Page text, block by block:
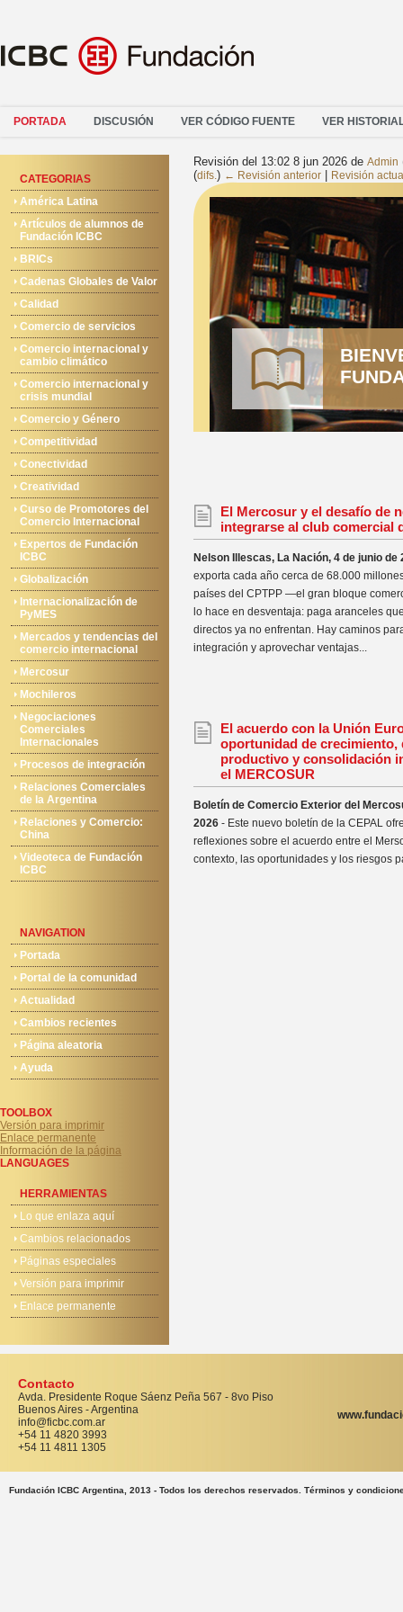
PORTADA DISCUSIÓN VER CÓDIGO FUENTE VER
CATEGORIAS
América Latina
Artículos de alumnos de
Fundación ICBC
BRICs
Cadenas Globales de Valor
Calidad
Comercio de servicios
Comercio internacional y
cambio climático
Comercio internacional y
crisis mundial
Comercio y Género
Competitividad
Conectividad
Creatividad
Curso de Promotores del
Comercio Internacional
Expertos de Fundación
ICBC
Globalización
Internacionalización de
PyMES
Mercados y tendencias del
comercio internacional
Mercosur
Mochileros
Negociaciones
Comerciales
Internacionales
Procesos de integración
Relaciones Comerciales
de la Argentina
Relaciones y Comercio:
China
Videoteca de Fundación
ICBC
NAVIGATION
Portada
Portal de la comunidad
Actualidad
Cambios recientes
Página aleatoria
Ayuda
TOOLBOX
Versión para imprimir
Enlace permanente
Información de la página
LANGUAGES
HERRAMIENTAS
Lo que enlaza aquí
Cambios relacionados
Páginas especiales
Versión para imprimir
Enlace permanente
Revisión del 13:02 8 jun 2026 de Admin
(difs.) ← Revisión anterior Revisión
El Mercosur y el desafío de
integrarse al club comercial
Nelson Illescas, La Nación, 4 de junio de
exporta cada año cerca de 68.000
países del CPTPP —el gran bloque
lo hace en desventaja: paga aranceles
directos ya no enfrentan. Hay caminos
integración y aprovechar ventajas...
El acuerdo con la Unión
oportunidad de crecimiento,
productivo y consolidación
el MERCOSUR
Boletín de Comercio Exterior del
2026 - Este nuevo boletín de la CEPAL
reflexiones sobre el acuerdo entre el
contexto, las oportunidades y los riesgos
Contacto
Avda. Presidente Roque Sáenz Peña 567 - 8vo Piso
Buenos Aires - Argentina
info@ficbc.com.ar
+54 11 4820 3993
+54 11 4811 1305
Fundación ICBC Argentina, 2013 - Todos los derechos reservados. Términos y